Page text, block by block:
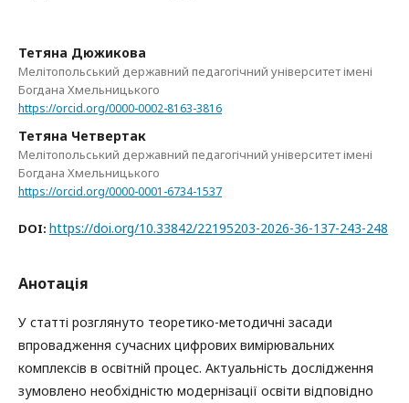
Тетяна Дюжикова
Мелітопольський державний педагогічний університет імені
Богдана Хмельницького
https://orcid.org/0000-0002-8163-3816
Тетяна Четвертак
Мелітопольський державний педагогічний університет імені
Богдана Хмельницького
https://orcid.org/0000-0001-6734-1537
DOI: https://doi.org/10.33842/22195203-2026-36-137-243-248
Анотація
У статті розглянуто теоретико-методичні засади
впровадження сучасних цифрових вимірювальних
комплексів в освітній процес. Актуальність дослідження
зумовлено необхідністю модернізації освіти відповідно